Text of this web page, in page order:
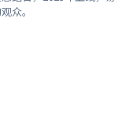
众。